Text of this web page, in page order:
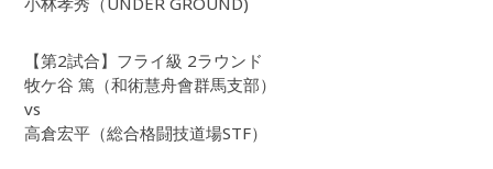
【第2試合】フライ級 2ラウンド
牧ケ谷 篤（和術慧舟會群馬支部）
vs
高倉宏平（総合格闘技道場STF）